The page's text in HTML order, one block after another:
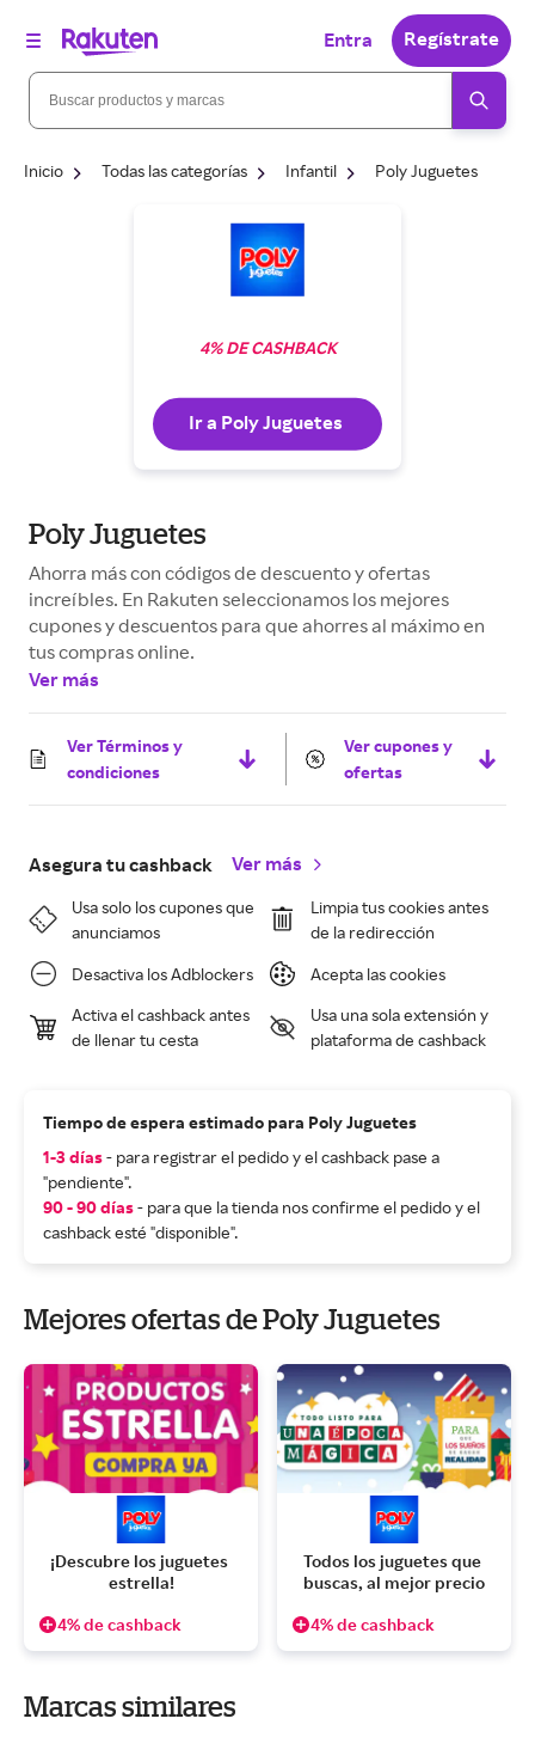
Entra Regístrate
Inicio Todas las categorías Infantil Poly Juguetes
4% DE CASHBACK
Ir a Poly Juguetes
Poly Juguetes
Ahorra más con códigos de descuento y ofertas
increíbles. En Rakuten seleccionamos los mejores
cupones y descuentos para que ahorres al máximo en
tus compras online.
Ver más
Ver Términos y
condiciones
Ver cupones y
ofertas
Asegura tu cashback Ver más
Usa solo los cupones que
anunciamos
Limpia tus cookies antes
de la redirección
Desactiva los Adblockers Acepta las cookies
Activa el cashback antes
de llenar tu cesta
Usa una sola extensión y
plataforma de cashback
Tiempo de espera estimado para Poly Juguetes
1-3 días- para registrar el pedido y el cashback pase a
"pendiente".
90 - 90 días- para que la tienda nos confirme el pedido y el
cashback esté "disponible".
Mejores ofertas de Poly Juguetes
¡Descubre los juguetes
estrella!
4% de cashback
Todos los juguetes que
buscas, al mejor precio
4% de cashback
Marcas similares